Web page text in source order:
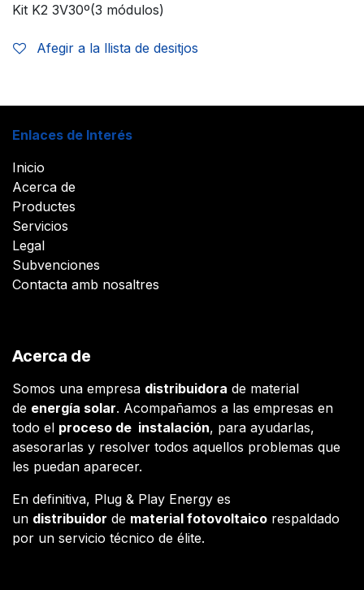
Kit K2 3V30º(3 módulos)
Afegir a la llista de desitjos
Enlaces de Interés
Inicio
Acerca de
Productes
Servicios
Legal
Subvenciones
Contacta amb nosaltres
Acerca de
Somos una empresa distribuidora de material
de energía solar. Acompañamos a las empresas en
todo el proceso de instalación, para ayudarlas,
asesorarlas y resolver todos aquellos problemas que
les puedan aparecer.
En definitiva, Plug & Play Energy es
un distribuidor de material fotovoltaico respaldado
por un servicio técnico de élite.